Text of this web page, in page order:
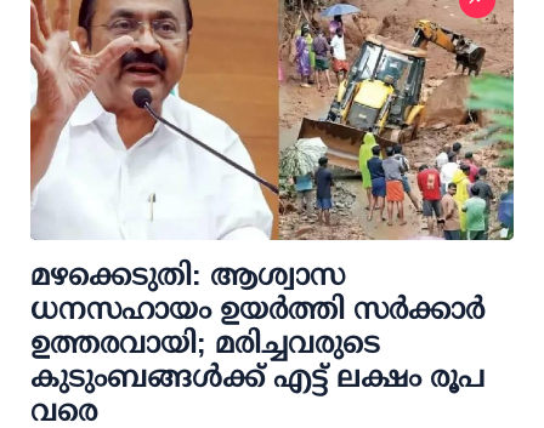
മഴക്കെടുതി: ആശ്വാസ
ധനസഹായം ഉയര്‍ത്തി സര്‍ക്കാര്‍
ഉത്തരവായി; മരിച്ചവരുടെ
കുടുംബങ്ങള്‍ക്ക് എട്ട് ലക്ഷം രൂപ
വരെ